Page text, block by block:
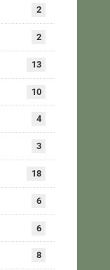
2
2
13
10
4
3
18
6
6
8